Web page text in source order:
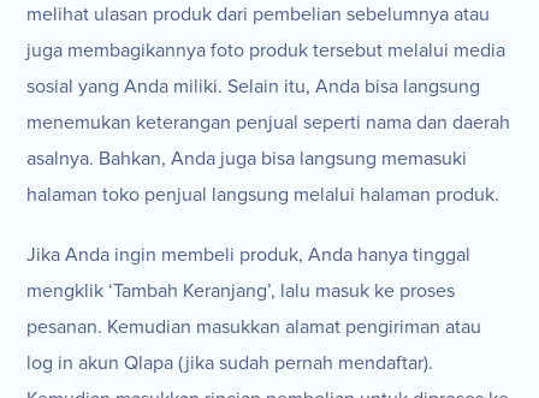
melihat ulasan produk dari pembelian sebelumnya atau
juga membagikannya foto produk tersebut melalui media
sosial yang Anda miliki. Selain itu, Anda bisa langsung
menemukan keterangan penjual seperti nama dan daerah
asalnya. Bahkan, Anda juga bisa langsung memasuki
halaman toko penjual langsung melalui halaman produk.
Jika Anda ingin membeli produk, Anda hanya tinggal
mengklik ‘Tambah Keranjang’, lalu masuk ke proses
pesanan. Kemudian masukkan alamat pengiriman atau
log in akun Qlapa (jika sudah pernah mendaftar).